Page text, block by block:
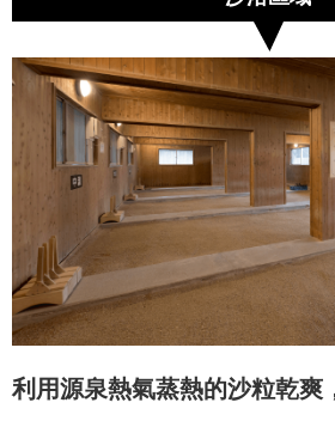
利用源泉熱氣蒸熱的沙粒乾爽